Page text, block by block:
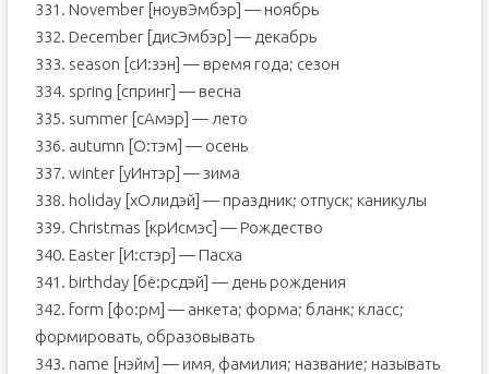
331. November [ноувЭмбэр] — ноябрь
332. December [дисЭмбэр] — декабрь
333. season [сИ:зэн] — время года; сезон
334. spring [спринг] — весна
335. summer [сAмэр] — лето
336. autumn [O:тэм] — осень
337. winter [уИнтэр] — зима
338. holiday [хOлидэй] — праздник; отпуск; каникулы
339. Christmas [крИсмэс] — Рождество
340. Easter [И:стэр] — Пасха
341. birthday [бё:рсдэй] — день рождения
342. form [фо:рм] — анкета; форма; бланк; класс;
формировать, образовывать
343. name [нэйм] — имя, фамилия; название; называть